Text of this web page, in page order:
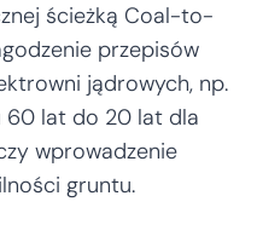
ścieżką Coal-to-
przepisów
jądrowych, np.
60 lat do 20 lat dla
wprowadzenie
gruntu.